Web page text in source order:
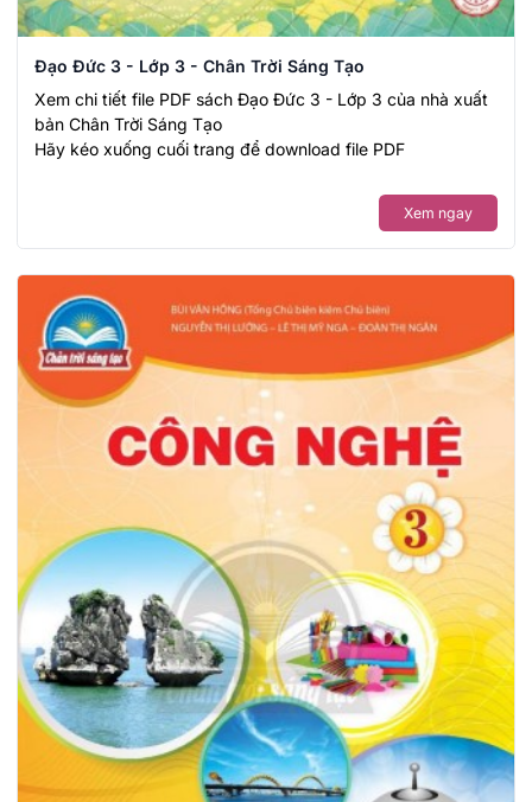
Đạo Đức 3 - Lớp 3 - Chân Trời Sáng Tạo
Xem chi tiết file PDF sách Đạo Đức 3 - Lớp 3 của nhà xuất
bản Chân Trời Sáng Tạo
Hãy kéo xuống cuối trang để download file PDF
Xem ngay